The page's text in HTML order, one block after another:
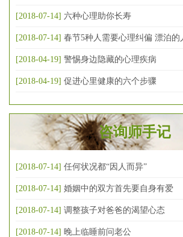
[2018-07-14] 六种心理助你长寿
[2018-07-14] 春节5种人需要心理纠偏 漂泊的
[2018-04-19] 警惕身边隐藏的心理疾病
[2018-04-19] 促进心里健康的六个步骤
咨询师手记
[2018-07-14] 任何状况都“因人而异”
[2018-07-14] 婚姻中的双方首先要自身有爱
[2018-07-14] 调整孩子对爸爸的渴望心态
[2018-07-14] 晚上临睡前问老公